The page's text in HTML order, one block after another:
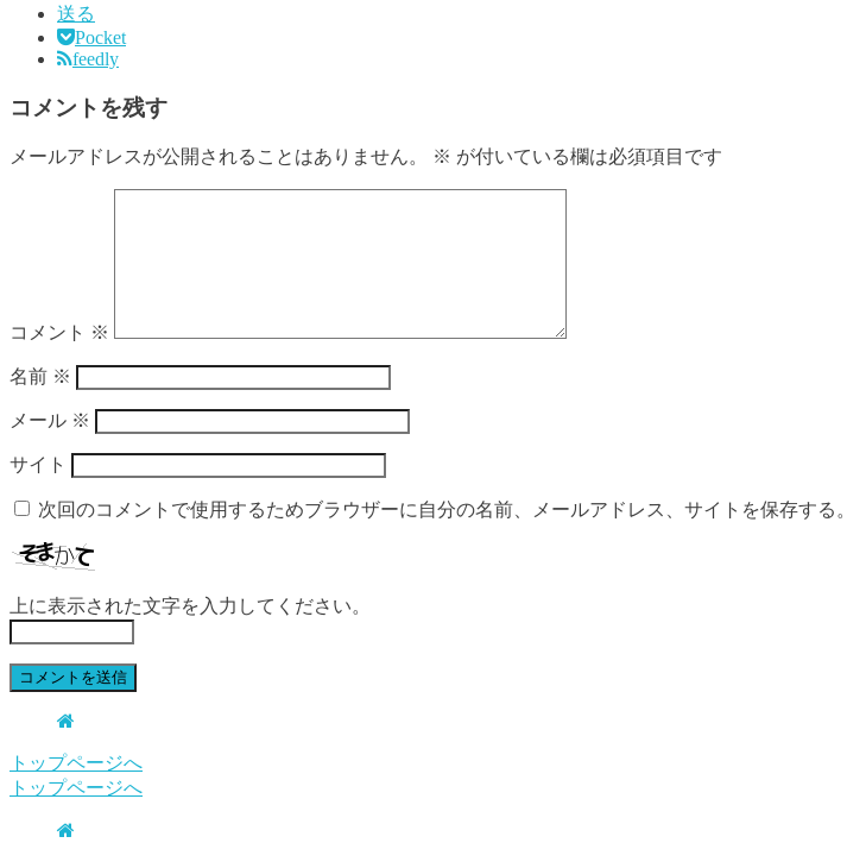
送る
Pocket
feedly
コメントを残す
メールアドレスが公開されることはありません。 ※ が付いている欄は必須項目です
コメント ※
名前 ※
メール ※
サイト
次回のコメントで使用するためブラウザーに自分の名前、メールアドレス、サイトを保存する。
上に表示された文字を入力してください。
トップページへ
トップページへ